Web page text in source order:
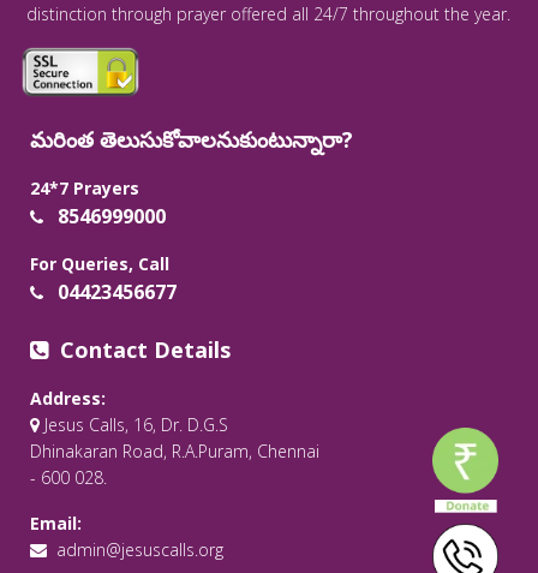
distinction through prayer offered all 24/7 throughout the year.
మరింత తెలుసుకోవాలనుకుంటున్నారా?
24*7 Prayers
8546999000
For Queries, Call
04423456677
Contact Details
Address:
Jesus Calls, 16, Dr. D.G.S
Dhinakaran Road, R.A.Puram, Chennai
- 600 028.
Email:
admin@jesuscalls.org